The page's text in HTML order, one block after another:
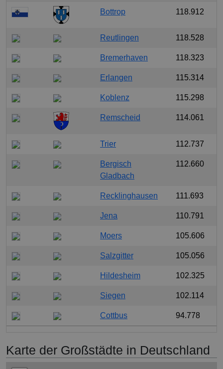
Bottrop 118.912
Reutlingen 118.528
Bremerhaven 118.323
Erlangen 115.314
Koblenz 115.298
Remscheid 114.061
Trier 112.737
Bergisch
Gladbach
112.660
Recklinghausen 111.693
Jena 110.791
Moers 105.606
Salzgitter 105.056
Hildesheim 102.325
Siegen 102.114
Cottbus 94.778
Karte der Großstädte in Deutschland